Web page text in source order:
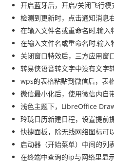
开启蓝牙后，开启/关闭飞行
检测到更新时，点击通知消息
在输入文件名或重命名时,输入
在输入文件名或重命名时,输
关闭窗口特效后，三方应用窗
转易侠语音转文字中没有文字
wps的表格粘贴到微信后，表
微信最小化后，使用微信内自
浅色主题下，LibreOffice
玲珑日历新建日程，设置提前
快捷面板，除无线网络图标可
启动器（开始菜单）中间的列
在终端中查询的ip与网络里显